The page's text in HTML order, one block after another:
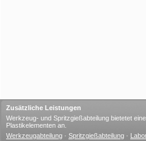
Zusätzliche Leistungen
Werkzeug- und Spritzgießabteilung bietetet
Plastikelementen an.
Werkzeugabteilung · Spritzgießabteilung ·